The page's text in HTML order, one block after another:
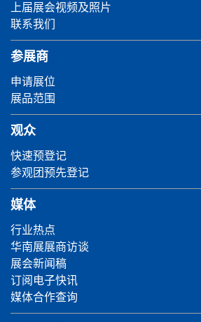
上届展会视频及照片
联系我们
参展商
申请展位
展品范围
观众
快速预登记
参观团预先登记
媒体
行业热点
华南展展商访谈
展会新闻稿
订阅电子快讯
媒体合作查询